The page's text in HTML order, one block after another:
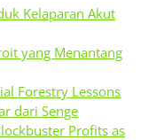
Kelaparan Akut
yang Menantang
Forestry Lessons
dari Senge
Profits as